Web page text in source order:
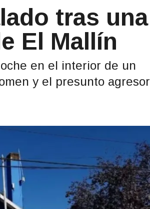
tras una
El Mallín
en el interior de un
y el presunto agresor